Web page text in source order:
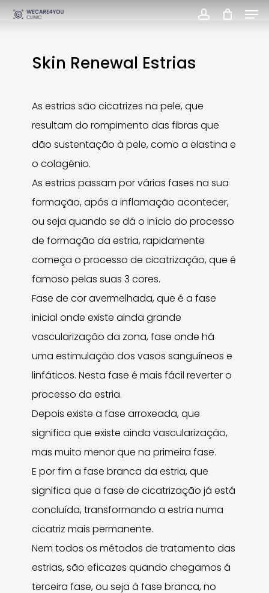
Skip
contentSkin Renewal Estrias
As estrias são cicatrizes na pele, que
resultam do rompimento das fibras que
dão sustentação à pele, como a elastina e
o colagénio.
As estrias passam por várias fases na sua
formação, após a inflamação acontecer,
ou seja quando se dá o início do processo
de formação da estria, rapidamente
começa o processo de cicatrização, que é
famoso pelas suas 3 cores.
Fase de cor avermelhada, que é a fase
inicial onde existe ainda grande
vascularização da zona, fase onde há
uma estimulação dos vasos sanguíneos e
linfáticos. Nesta fase é mais fácil reverter o
processo da estria.
Depois existe a fase arroxeada, que
significa que existe ainda vascularização,
mas muito menor que na primeira fase.
E por fim a fase branca da estria, que
significa que a fase de cicatrização já está
concluída, transformando a estria numa
cicatriz mais permanente.
Nem todos os métodos de tratamento das
estrias, são eficazes quando chegamos á
terceira fase, ou seja à fase branca, no